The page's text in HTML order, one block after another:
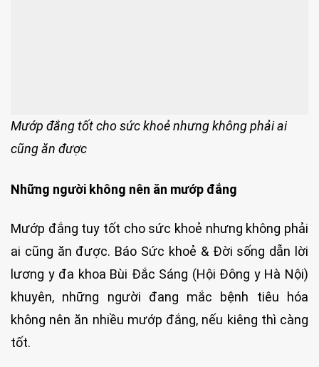
Mướp đắng tốt cho sức khoẻ nhưng không phải ai
cũng ăn được
Những người không nên ăn mướp đắng
Mướp đắng tuy tốt cho sức khoẻ nhưng không phải
ai cũng ăn được. Báo Sức khoẻ & Đời sống dẫn lời
lương y đa khoa Bùi Đắc Sáng (Hội Đông y Hà Nội)
khuyên, những người đang mắc bệnh tiêu hóa
không nên ăn nhiều mướp đắng, nếu kiêng thì càng
tốt.